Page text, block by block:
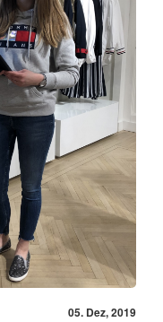
05. Dez, 2019